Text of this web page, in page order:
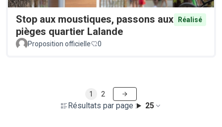
Stop aux moustiques, passons aux
pièges quartier Lalande
Réalisé
Proposition officielle 0
Résultats par page : 25
1 2